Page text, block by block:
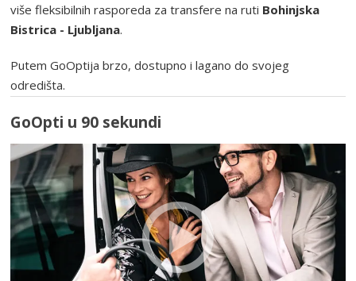
više fleksibilnih rasporeda za transfere na ruti Bohinjska
Bistrica - Ljubljana.
Putem GoOptija brzo, dostupno i lagano do svojeg
odredišta.
GoOpti u 90 sekundi